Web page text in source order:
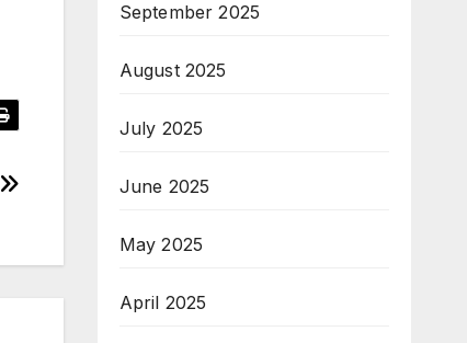
September 2025
August 2025
July 2025
June 2025
May 2025
April 2025